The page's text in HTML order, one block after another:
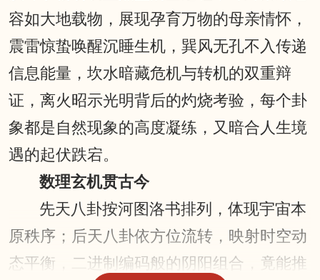
容如大地载物，展现孕育万物的母亲情怀，
震雷惊蛰唤醒沉睡生机，巽风无孔不入传递
信息能量，坎水暗藏危机与转机的双重辩
证，离火昭示光明背后的灼烧考验，每个卦
象都是自然现象的高度凝练，又暗合人生境
遇的起伏跌宕。
数理玄机贯古今
先天八卦按河图洛书排列，体现宇宙本
原秩序；后天八卦依方位流转，映射时空动
态平衡，二进制编码般的阴阳组合，竟能推